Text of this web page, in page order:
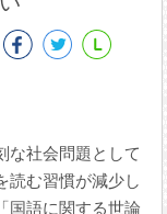
な社会問題として
読む習慣が減少し
国語に関する世論